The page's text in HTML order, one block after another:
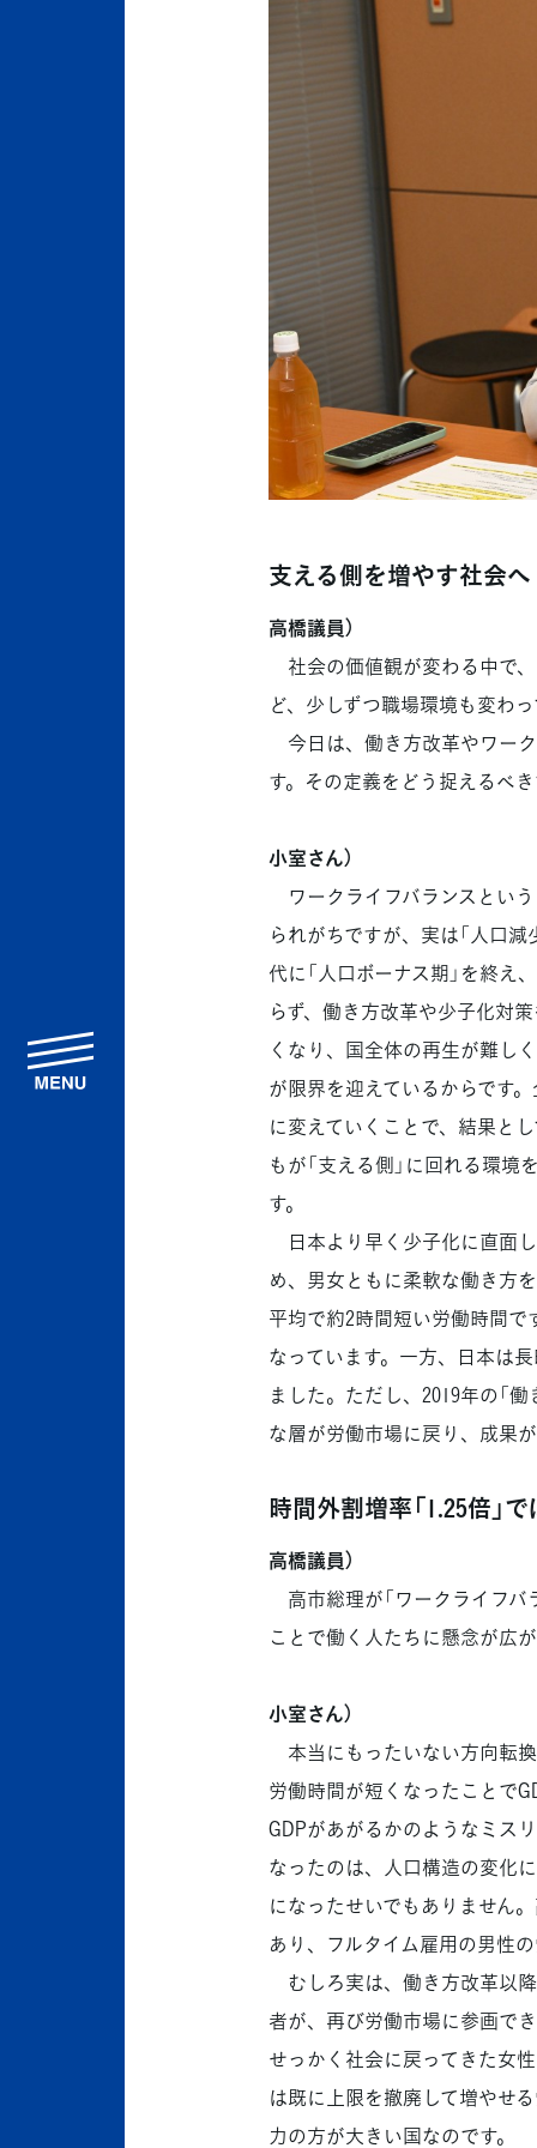
支える側を増やす社会へ
高橋議員）
社会の価値観が変わる中で
ど、少しずつ職場環境も変わ
今日は、働き方改革やワーク
す。その定義をどう捉えるべ
小室さん）
ワークライフバランスという
られがちですが、実は「人口
代に「人口ボーナス期」を終え
らず、働き方改革や少子化対
くなり、国全体の再生が難し
が限界を迎えているからです
に変えていくことで、結果と
もが「支える側」に回れる環
す。
日本より早く少子化に直面
め、男女ともに柔軟な働き方
平均で約2時間短い労働時間
なっています。一方、日本は
ました。ただし、2019年の「
な層が労働市場に戻り、成果
時間外割増率「1.25倍」
高橋議員）
高市総理が「ワークライフ
ことで働く人たちに懸念が広
小室さん）
本当にもったいない方向転
労働時間が短くなったことで
GDPがあがるかのようなミス
なったのは、人口構造の変化
になったせいでもありません
あり、フルタイム雇用の男性
むしろ実は、働き方改革以
者が、再び労働市場に参画で
せっかく社会に戻ってきた女
は既に上限を撤廃して増やせ
力の方が大きい国なのです。